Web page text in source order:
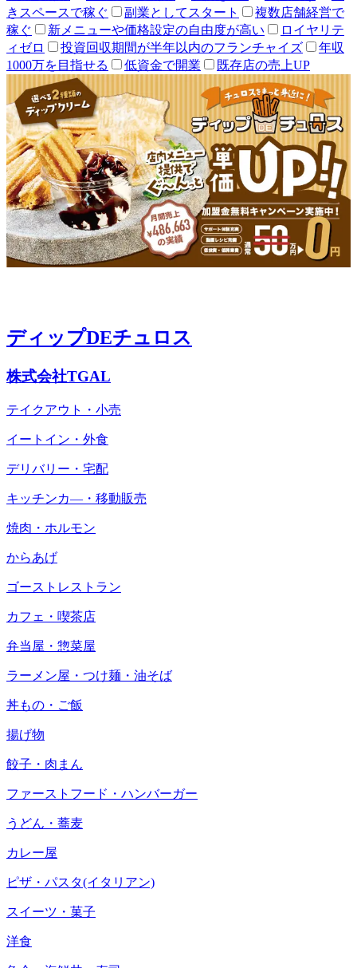
きスペースで稼ぐ
副業としてスタート
複数店舗経営で
稼ぐ
新メニューや価格設定の自由度が高い
ロイヤリテ
ィゼロ
投資回収期間が半年以内のフランチャイズ
年収
1000万を目指せる
低資金で開業 既存店の売上UP
ディップDEチュロス
株式会社TGAL
テイクアウト・小売
イートイン・外食
デリバリー・宅配
キッチンカ―・移動販売
焼肉・ホルモン
からあげ
ゴーストレストラン
カフェ・喫茶店
弁当屋・惣菜屋
ラーメン屋・つけ麺・油そば
丼もの・ご飯
揚げ物
餃子・肉まん
ファーストフード・ハンバーガー
うどん・蕎麦
カレー屋
ピザ・パスタ(イタリアン)
スイーツ・菓子
洋食